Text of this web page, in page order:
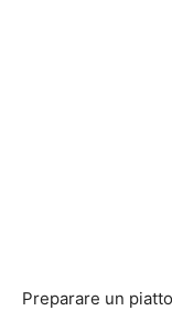
Preparare un